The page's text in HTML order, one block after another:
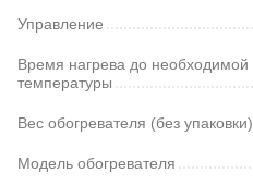
Управление
Время нагрева до необходимой
температуры
Вес обогревателя (без упаковки)
Модель обогревателя